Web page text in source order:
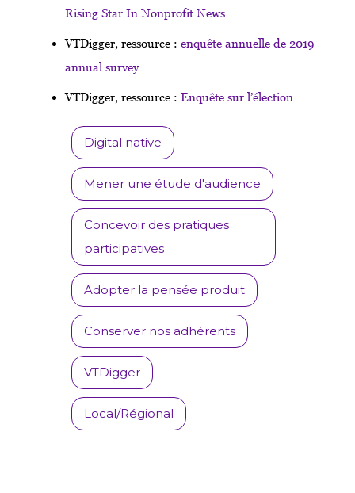
Rising Star In Nonprofit News
VTDigger, ressource : enquête annuelle de 2019
annual survey
VTDigger, ressource : Enquête sur l’élection
Digital native
Mener une étude d'audience
Concevoir des pratiques
participatives
Adopter la pensée produit
Conserver nos adhérents
VTDigger
Local/Régional